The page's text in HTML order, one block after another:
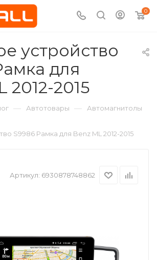
0
устройство
для
2012-2015
— Автотовары — Автомагнитолы
S9986 Рамка для Benz ML 2012-2015
Артикул: 6930878748862